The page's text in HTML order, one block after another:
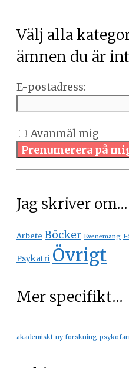
Välj alla
ämnen du är
E-postadress:
Avanmäl mig
Prenumerera på
Jag skriver om…
Arbete Böcker Evenemang
Psykatri Övrigt
Mer specifikt…
akademiskt ny forskning